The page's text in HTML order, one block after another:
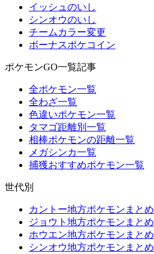
イッシュのいし
シンオウのいし
チームカラー変更
ボーナスポケコイン
ポケモンGO一覧記事
全ポケモン一覧
全わざ一覧
色違いポケモン一覧
タマゴ距離別一覧
相棒ポケモンの距離一覧
メガシンカ一覧
捕獲おすすめポケモン一覧
世代別
カントー地方ポケモンまとめ
ジョウト地方ポケモンまとめ
ホウエン地方ポケモンまとめ
シンオウ地方ポケモンまとめ